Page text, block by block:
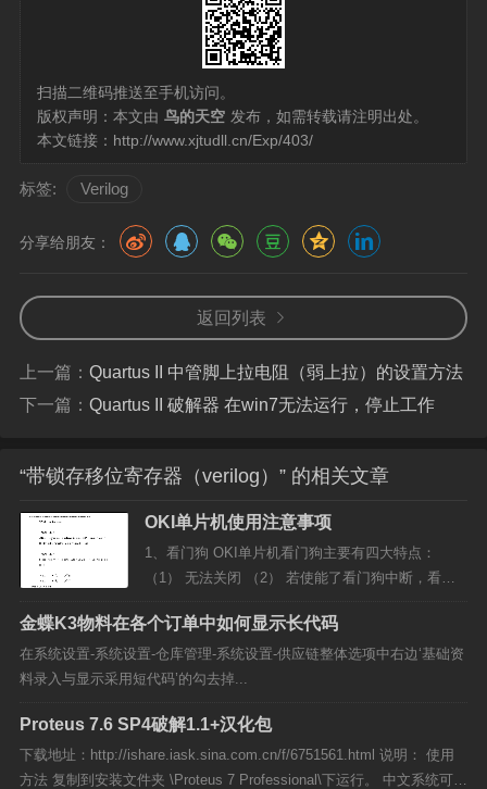
扫描二维码推送至手机访问。
版权声明：本文由 鸟的天空 发布，如需转载请注明出处。
本文链接： http://www.xjtudll.cn/Exp/403/
标签: Verilog
分享给朋友：
返回列表
上一篇： Quartus II 中管脚上拉电阻（弱上拉）的设置方法
下一篇： Quartus II 破解器 在win7无法运行，停止工作
“带锁存移位寄存器（verilog）” 的相关文章
OKI单片机使用注意事项
1、看门狗 OKI单片机看门狗主要有四大特点：
（1） 无法关闭 （2） 若使能了看门狗中断，看门
25ms，500ms，2s和8s （4） 看门狗第一次溢出不
会导致复位，若不喂狗，第二次溢出将会导致IC复
位。 由于看门狗无法屏蔽，即使不想用看门狗，
金蝶K3物料在各个订单中如何显示长代码
在系统设置-系统设置-仓库管理-系统设置-供应链整体选项中右边‘基础资
料录入与显示采用短代码’的勾去掉...
Proteus 7.6 SP4破解1.1+汉化包
下载地址：http://ishare.iask.sina.com.cn/f/6751561.html 说明： 使用
方法 复制到安装文件夹 \Proteus 7 Professional\下运行。 中文系统可